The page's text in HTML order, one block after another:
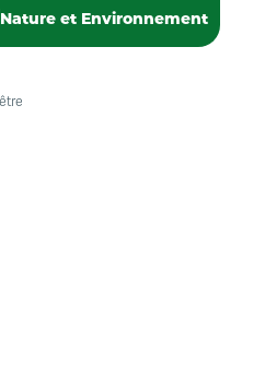
Nature et Environnement